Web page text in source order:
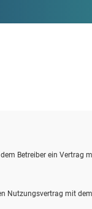
Betreiber ein Vertrag
Nutzungsvertrag mit